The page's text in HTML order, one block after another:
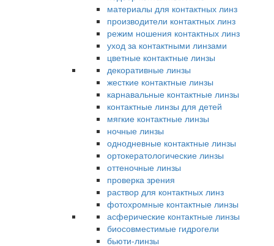
материалы для контактных линз
производители контактных линз
режим ношения контактных линз
уход за контактными линзами
цветные контактные линзы
декоративные линзы
жесткие контактные линзы
карнавальные контактные линзы
контактные линзы для детей
мягкие контактные линзы
ночные линзы
однодневные контактные линзы
ортокератологические линзы
оттеночные линзы
проверка зрения
раствор для контактных линз
фотохромные контактные линзы
асферические контактные линзы
биосовместимые гидрогели
бьюти-линзы